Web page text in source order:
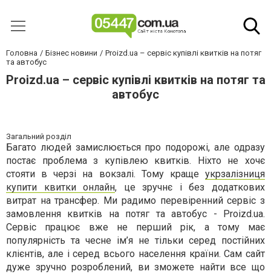
Головна Бізнес новини
Рroizd.ua – сервіс купівлі квитків на потяг
та автобус
Рroizd.ua – сервіс купівлі квитків на потяг та
автобус
Загальний розділ
Багато людей замислюється про подорожі, але одразу
постає проблема з купівлею квитків. Ніхто не хочє
стояти в черзі на вокзалі. Тому краще укрзалізниця
купити квитки онлайн, це зручнє і без додаткових
витрат на трансфер. Ми радимо перевіренний сервіс з
замовлення квитків на потяг та автобус - Рroizd.ua.
Сервіс працює вже не перший рік, а тому має
популярність та чесне ім’я не тільки серед постійних
клієнтів, але і серед всього населення країни. Сам сайт
дуже зручно розроблений, ви зможете найти все що